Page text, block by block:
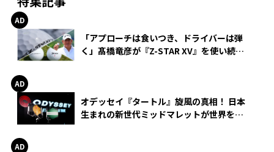
「アプローチは食いつき、ドライバーは弾
く」髙橋竜彦が『Z-STAR XV』を使い続け
オデッセイ『タートル』旋風の真相！ 日本
生まれの新世代ミッドマレットが世界を席